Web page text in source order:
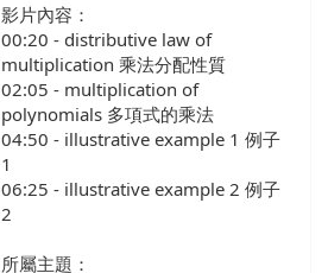
影片內容：
00:20 - distributive law of
multiplication 乘法分配性質
02:05 - multiplication of
polynomials 多項式的乘法
04:50 - illustrative example 1 例子
1
06:25 - illustrative example 2 例子
2
所屬主題：